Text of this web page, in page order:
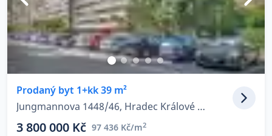
Prodaný byt 1+kk 39 m²
Jungmannova 1448/46, Hradec Králové - Pražské Předměstí
3 800 000 Kč 97 436 Kč/m2